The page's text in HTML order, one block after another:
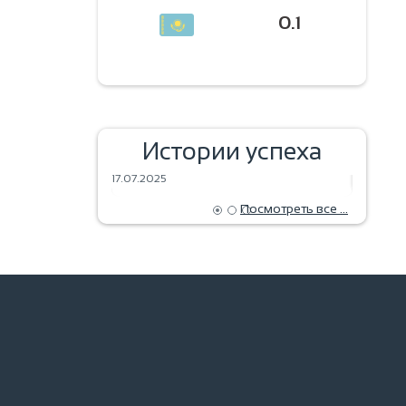
0.1
Истории успеха
ЗЕРНА МЕЧТЫ — УРОЖАЙ
БУДУЩЕГО
17.07.2025
Посмотреть все ...